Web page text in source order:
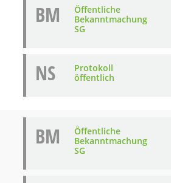
BM
Öffentliche
Bekanntmachung
SG
NS
Protokoll
öffentlich
BM
Öffentliche
Bekanntmachung
SG